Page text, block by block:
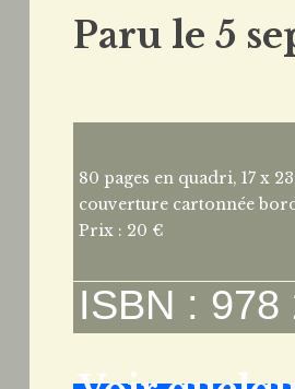
Paru le 5
80 pages en quadri, 17 x
couverture cartonnée
Prix : 20 €
ISBN : 978